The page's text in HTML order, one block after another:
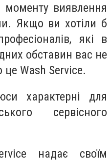
моменту виявлення
Якщо ви хотіли б
які в
обставин вас не
це Wash Service.
характерні для
сервісного
надає своїм